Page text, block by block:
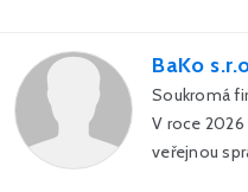
BaKo
Soukromá
V roce 2026
veřejnou